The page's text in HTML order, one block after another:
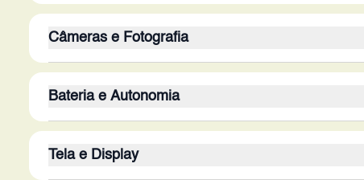
Câmeras e Fotografia
presença de câmeras secundárias (8MP, 2MP e
A ausência de estabilização óptica (OIS) é uma
algoritmos de processamento de imagem.
Bateria e Autonomia
consumo. A autonomia diária pode ser limitada,
Tela e Display